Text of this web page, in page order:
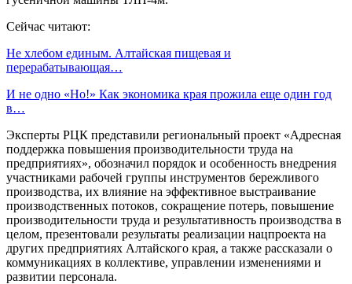
Сейчас читают:
Не хлебом единым. Алтайская пищевая и
перерабатывающая…
И не одно «Но!» Как экономика края прожила еще один год
в…
Эксперты РЦК представили региональный проект «Адресная
поддержка повышения производительности труда на
предприятиях», обозначил порядок и особенность внедрения
участниками рабочей группы инструментов бережливого
производства, их влияние на эффективное выстраивание
производственных потоков, сокращение потерь, повышение
производительности труда и результативность производства в
целом, презентовали результаты реализации нацпроекта на
других предприятиях Алтайского края, а также рассказали о
коммуникациях в коллективе, управлении изменениями и
развитии персонала.